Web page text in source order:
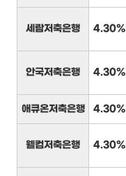
세람저축은행 4.30%
안국저축은행 4.30%
애큐온저축은행 4.30%
웰컴저축은행 4.30%